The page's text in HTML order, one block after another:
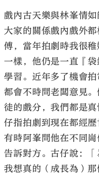
戲內古天樂與林峯情
大家的關係戲內戲外
傅，當年拍劇時我很
一樣，他仍是一直『
學習。近年多了機會
都會不時問老闆意見
徒的戲分，我們都是
仔指拍劇到現在都經
有時阿峯問他在不同
告訴對方。古仔說：「
我想真的（成長為）